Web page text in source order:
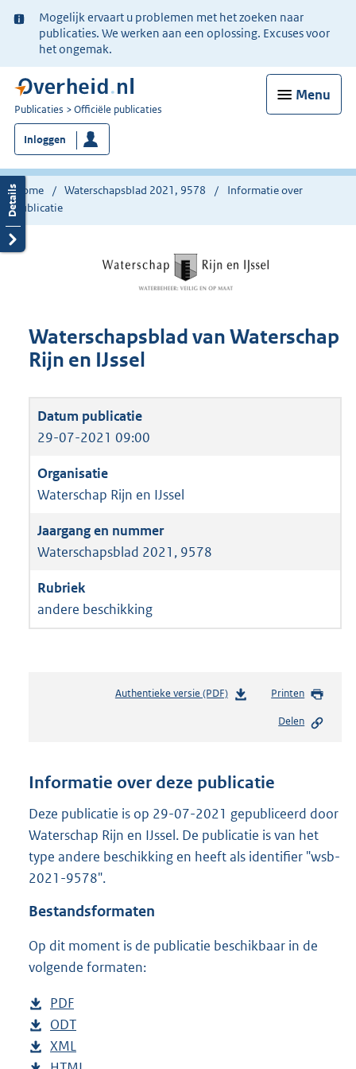
Ter
informatie:
Mogelijk ervaart u problemen met het zoeken naar
publicaties. We werken aan een oplossing. Excuses voor
het ongemak.
Menu
U
bent
nu
hier:
Publicaties Officiële publicaties
Inloggen
Home Waterschapsblad 2021, 9578
Informatie over
publicatie
Waterschapsblad van Waterschap
Rijn en IJssel
29-07-2021 09:00
Waterschap Rijn en IJssel
Waterschapsblad 2021, 9578
andere beschikking
Authentieke versie (PDF)b
n
s
g
r
o
:
Printen
Delen
Informatie over deze publicatie
Deze publicatie is op 29-07-2021 gepubliceerd door
Waterschap Rijn en IJssel. De publicatie is van het
type andere beschikking en heeft als identifier "wsb-
2021-9578".
Bestandsformaten
Op dit moment is de publicatie beschikbaar in de
volgende formaten:
D
o
w
PDF
e
s
D
o
ODT
D
XML